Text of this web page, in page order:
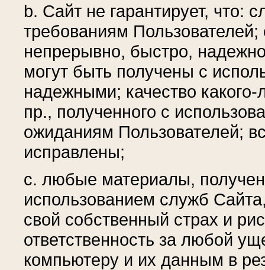
b. Сайт не гарантирует, что:
требованиям
непрерывно, быстро,
могут быть получены с
надежными; качество
пр., полученного с
ожиданиям Пользователей;
исправлены;
c. любые материалы,
использованием служб
свой собственный страх и
ответственность за любой
компьютеру и их данным в